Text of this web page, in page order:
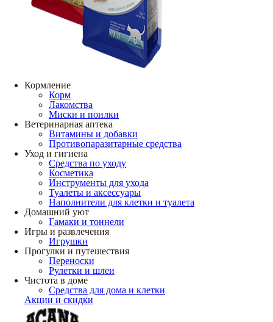
Кормление
Корм
Лакомства
Миски и поилки
Ветеринарная аптека
Витамины и добавки
Противопаразитарные средства
Уход и гигиена
Средства по уходу
Косметика
Инструменты для ухода
Туалеты и аксессуары
Наполнители для клетки и туалета
Домашний уют
Гамаки и тоннели
Игры и развлечения
Игрушки
Прогулки и путешествия
Переноски
Рулетки и шлеи
Чистота в доме
Средства для дома и клетки
Акции и скидки